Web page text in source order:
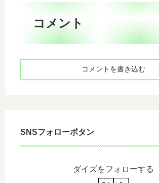
見
た
伝
説
の
ラ
フ
ワ
フ
ワ
羽
１
コメント
コメントを書き込む
SNSフォローボタン
ダイズをフォローする